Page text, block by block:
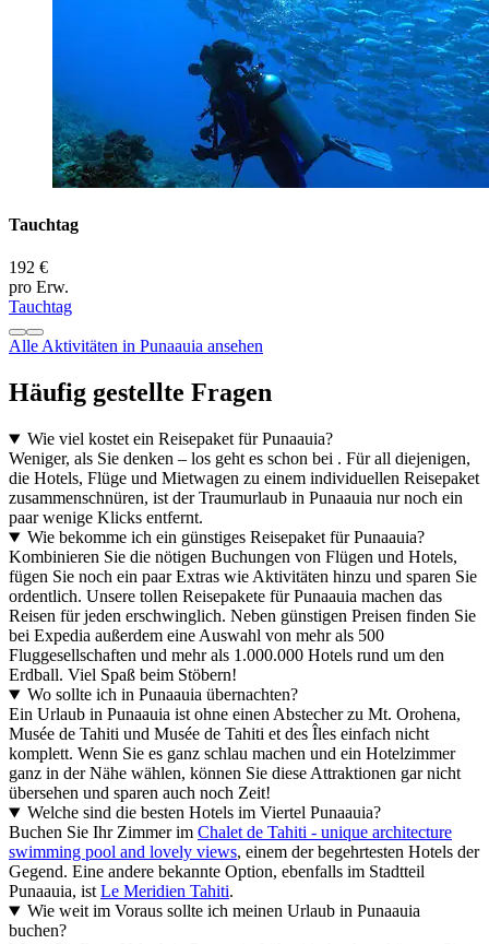
Tauchtag
192 €
pro Erw.
Tauchtag
Alle Aktivitäten in Punaauia ansehen
Häufig gestellte Fragen
Wie viel kostet ein Reisepaket für Punaauia?
Weniger, als Sie denken – los geht es schon bei . Für all diejenigen,
die Hotels, Flüge und Mietwagen zu einem individuellen Reisepaket
zusammenschnüren, ist der Traumurlaub in Punaauia nur noch ein
paar wenige Klicks entfernt.
Wie bekomme ich ein günstiges Reisepaket für Punaauia?
Kombinieren Sie die nötigen Buchungen von Flügen und Hotels,
fügen Sie noch ein paar Extras wie Aktivitäten hinzu und sparen Sie
ordentlich. Unsere tollen Reisepakete für Punaauia machen das
Reisen für jeden erschwinglich. Neben günstigen Preisen finden Sie
bei Expedia außerdem eine Auswahl von mehr als 500
Fluggesellschaften und mehr als 1.000.000 Hotels rund um den
Erdball. Viel Spaß beim Stöbern!
Wo sollte ich in Punaauia übernachten?
Ein Urlaub in Punaauia ist ohne einen Abstecher zu Mt. Orohena,
Musée de Tahiti und Musée de Tahiti et des Îles einfach nicht
komplett. Wenn Sie es ganz schlau machen und ein Hotelzimmer
ganz in der Nähe wählen, können Sie diese Attraktionen gar nicht
übersehen und sparen auch noch Zeit!
Welche sind die besten Hotels im Viertel Punaauia?
Buchen Sie Ihr Zimmer im Chalet de Tahiti - unique architecture
swimming pool and lovely views, einem der begehrtesten Hotels der
Gegend. Eine andere bekannte Option, ebenfalls im Stadtteil
Punaauia, ist Le Meridien Tahiti.
Wie weit im Voraus sollte ich meinen Urlaub in Punaauia
buchen?